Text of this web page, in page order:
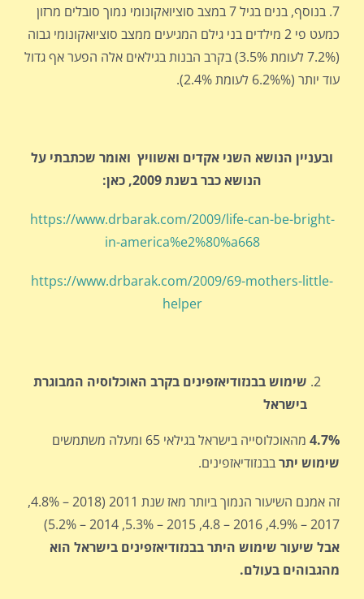
7. בנוסף, בנים בגיל 7 במצב סוציואקונומי נמוך סובלים מרזון
כמעט פי 2 מילדים בני גילם המגיעים ממצב סוציואקונומי גבוה
(7.2% לעומת 3.5%) בקרב הבנות בגילאים אלה הפער אף גדול
עוד יותר (6.2%% לעומת 2.4%).
ובעניין הנושא השני אקדים ואשוויץ ואומר שכתבתי על
הנושא כבר בשנת 2009, כאן:
https://www.drbarak.com/2009/life-can-be-bright-
in-america%e2%80%a668
https://www.drbarak.com/2009/69-mothers-little-
helper
שימוש בבנזודיאזפינים בקרב האוכלוסיה המבוגרת
בישראל
4.7% מהאוכלוסייה בישראל בגילאי 65 ומעלה משתמשים
שימוש יתרבבנזודיאזפינים.
זה אמנם השיעור הנמוך ביותר מאז שנת 2011 (2018 – 4.8%,
2017 – 4.9%, 2016 – 4.8, 2015 – 5.3%, 2014 – 5.2%)
אבל שיעור שימוש היתר בבנזודיאזפינים בישראל הוא
מהגבוהים בעולם.